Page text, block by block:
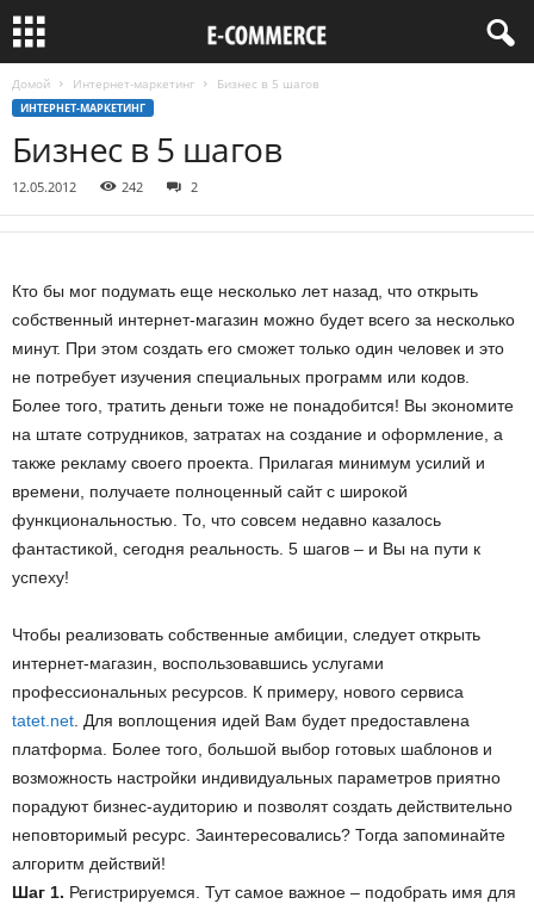
Домой Интернет-маркетинг Бизнес в 5 шагов
ИНТЕРНЕТ-МАРКЕТИНГ
Бизнес в 5 шагов
12.05.2012 242 2
Кто бы мог подумать еще несколько лет назад, что открыть
собственный интернет-магазин можно будет всего за несколько
минут. При этом создать его сможет только один человек и это
не потребует изучения специальных программ или кодов.
Более того, тратить деньги тоже не понадобится! Вы экономите
на штате сотрудников, затратах на создание и оформление, а
также рекламу своего проекта. Прилагая минимум усилий и
времени, получаете полноценный сайт с широкой
функциональностью. То, что совсем недавно казалось
фантастикой, сегодня реальность. 5 шагов – и Вы на пути к
успеху!
Чтобы реализовать собственные амбиции, следует открыть
интернет-магазин, воспользовавшись услугами
профессиональных ресурсов. К примеру, нового сервиса
tatet.net . Для воплощения идей Вам будет предоставлена
платформа. Более того, большой выбор готовых шаблонов и
возможность настройки индивидуальных параметров приятно
порадуют бизнес-аудиторию и позволят создать действительно
неповторимый ресурс. Заинтересовались? Тогда запоминайте
алгоритм действий!
Шаг 1. Регистрируемся. Тут самое важное – подобрать имя для